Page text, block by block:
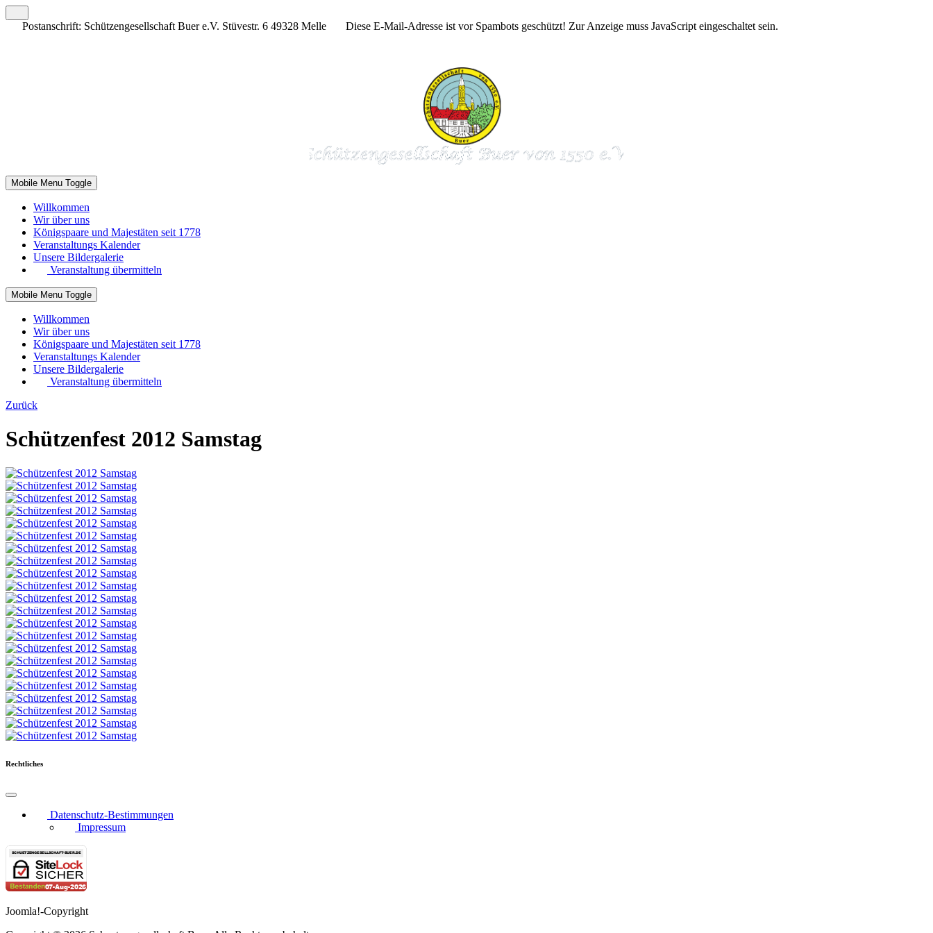
Postanschrift: Schützengesellschaft Buer e.V. Stüvestr. 6 49328 Melle Diese E-Mail-Adresse ist vor Spambots geschützt! Zur Anzeige muss JavaScript eingeschaltet sein.
Mobile Menu Toggle
Willkommen
Wir über uns
Königspaare und Majestäten seit 1778
Veranstaltungs Kalender
Unsere Bildergalerie
Veranstaltung übermitteln
Mobile Menu Toggle
Willkommen
Wir über uns
Königspaare und Majestäten seit 1778
Veranstaltungs Kalender
Unsere Bildergalerie
Veranstaltung übermitteln
Zurück
Schützenfest 2012 Samstag
Rechtliches
Datenschutz-Bestimmungen
Impressum
Joomla!-Copyright